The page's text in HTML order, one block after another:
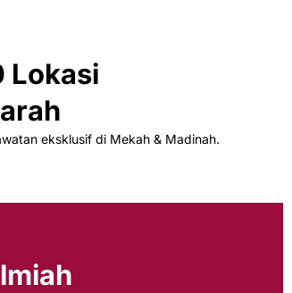
Lokasi
eksklusif di Mekah & Madinah.